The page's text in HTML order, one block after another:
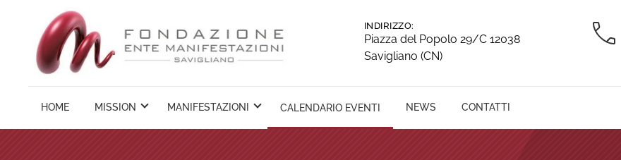
contenuti
INDIRIZZO:
Piazza del Popolo 29/C 12038
Savigliano (CN)
HOME MISSION MANIFESTAZIONI CALENDARIO EVENTI NEWS CONTATTI